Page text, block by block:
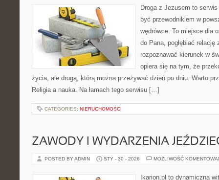
Droga z Jezusem to
być przewodnikiem w
wędrówce. To miejsce dla
do Pana, pogłębiać relację
rozpoznawać kierunek w
opiera się na tym, że
życia, ale drogą, którą można przeżywać dzień po dniu. Warto
Religia a nauka. Na łamach tego serwisu […]
CATEGORIES: NIERUCHOMOŚCI
ZAWODY I WYDARZENIA
POSTED BY ADMIN STY - 30 - 2026 MOŻLIWOŚĆ
Ikarion.pl to dynamiczna